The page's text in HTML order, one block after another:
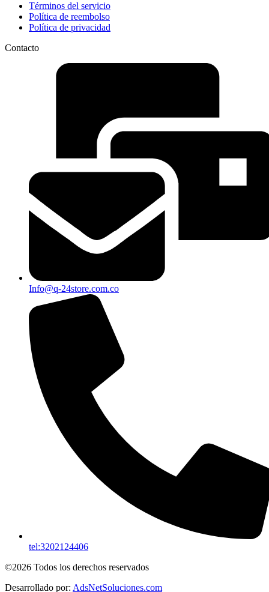
Términos del servicio
Política de reembolso
Política de privacidad
Contacto
Info@q-24store.com.co
tel:3202124406
©2026 Todos los derechos reservados
Desarrollado por: AdsNetSoluciones.com